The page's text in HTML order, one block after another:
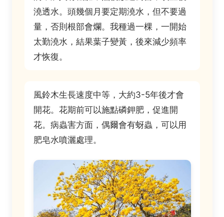
澆透水。頭幾個月要定期澆水，但不要過
量，否則根部會爛。我種過一棵，一開始
太勤澆水，結果葉子變黃，後來減少頻率
才恢復。
風鈴木生長速度中等，大約3-5年後才會
開花。花期前可以施點磷鉀肥，促進開
花。病蟲害方面，偶爾會有蚜蟲，可以用
肥皂水噴灑處理。